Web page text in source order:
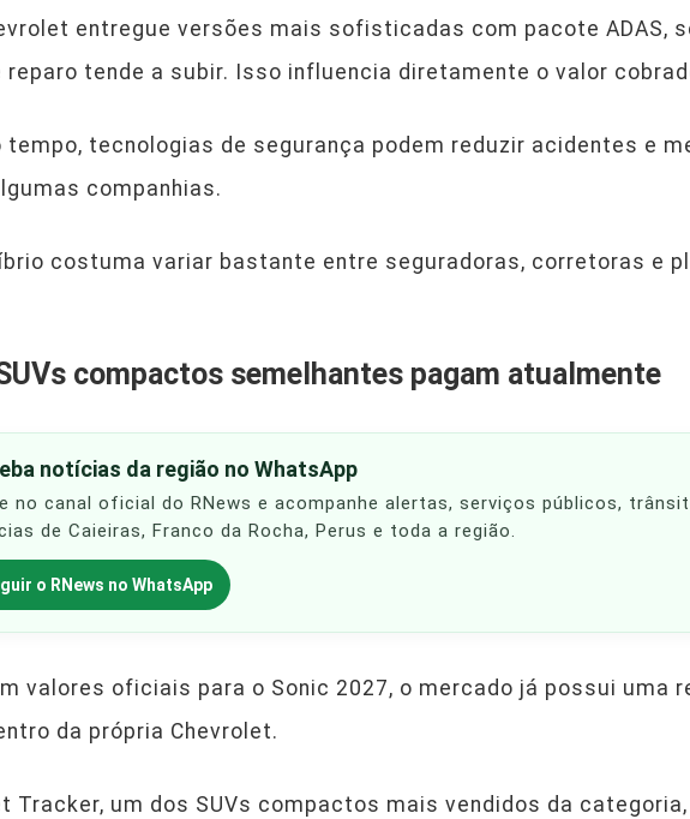
entregue versões mais sofisticadas com pacote ADAS,
reparo tende a subir. Isso influencia diretamente o valor
tempo, tecnologias de segurança podem reduzir acidentes e
companhias.
costuma variar bastante entre seguradoras, corretoras e
compactos semelhantes pagam atualmente
notícias da região no WhatsApp
no canal oficial do RNews e acompanhe alertas, serviços públicos,
de Caieiras, Franco da Rocha, Perus e toda a região.
o RNews no WhatsApp
valores oficiais para o Sonic 2027, o mercado já possui uma
da própria Chevrolet.
Tracker, um dos SUVs compactos mais vendidos da